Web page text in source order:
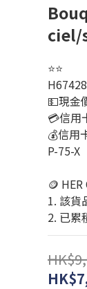
ciel/
⭐️⭐️
💵現金
💳信用
💰信用
P-75-X
🪙
1. 該貨
2. 已累